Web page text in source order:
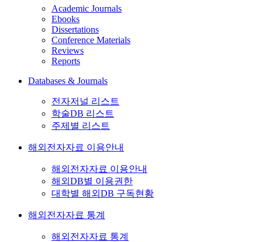
Academic Journals
Ebooks
Dissertations
Conference Materials
Reviews
Reports
Databases & Journals
전자저널 리스트
학술DB 리스트
주제별 리스트
해외전자자료 이용안내
해외전자자료 이용안내
해외DB별 이용권한
대학별 해외DB 구독현황
해외전자자료 통계
해외전자자료 통계